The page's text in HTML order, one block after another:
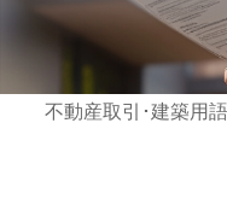
不動産取引･建築用